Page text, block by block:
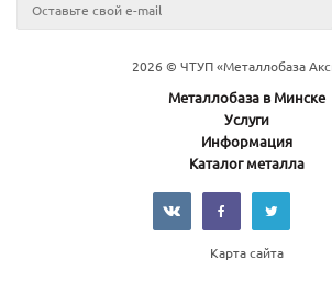
2026 © ЧТУП «Металлобаза
Металлобаза в Минске
Услуги
Информация
Каталог металла
Карта сайта